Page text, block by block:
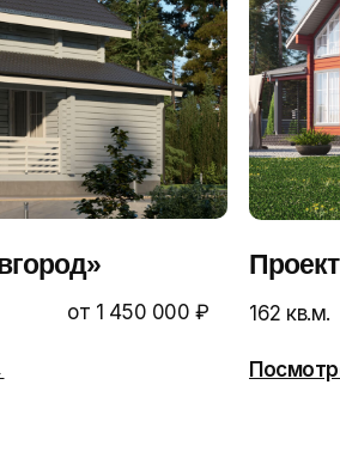
162 кв.м.
от 1 450 000 ₽